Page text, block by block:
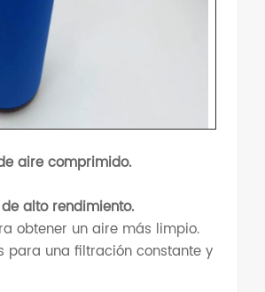
aire comprimido.
alto rendimiento.
obtener un aire más limpio.
para una filtración constante y